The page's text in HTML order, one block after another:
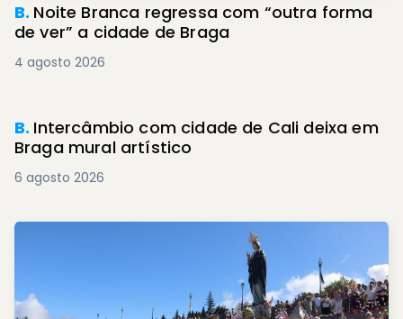
B. Noite Branca regressa com “outra forma
de ver” a cidade de Braga
4 agosto 2026
B. Intercâmbio com cidade de Cali deixa em
Braga mural artístico
6 agosto 2026